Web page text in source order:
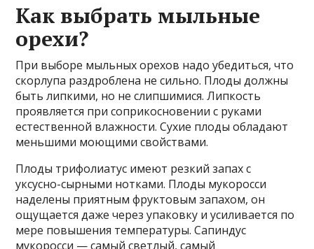
Как выбрать мыльные
орехи?
При выборе мыльных орехов надо убедиться, что
скорлупа раздроблена не сильно. Плоды должны
быть липкими, но не слипшимися. Липкость
проявляется при соприкосновении с руками
естественной влажности. Сухие плоды обладают
меньшими моющими свойствами.
Плоды трифолиатус имеют резкий запах с
уксусно-сырными нотками. Плоды мукоросси
наделены приятным фруктовым запахом, он
ощущается даже через упаковку и усиливается по
мере повышения температуры. Сапиндус
мукоросси — самый светлый, самый